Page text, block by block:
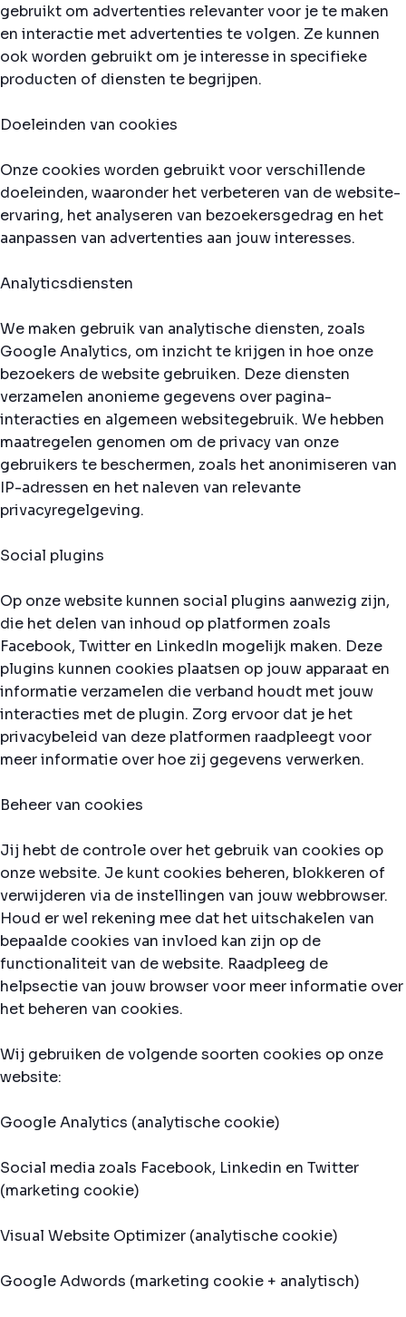
gebruikt om advertenties relevanter voor je te maken
en interactie met advertenties te volgen. Ze kunnen
ook worden gebruikt om je interesse in specifieke
producten of diensten te begrijpen.
Doeleinden van cookies
Onze cookies worden gebruikt voor verschillende
doeleinden, waaronder het verbeteren van de website-
ervaring, het analyseren van bezoekersgedrag en het
aanpassen van advertenties aan jouw interesses.
Analyticsdiensten
We maken gebruik van analytische diensten, zoals
Google Analytics, om inzicht te krijgen in hoe onze
bezoekers de website gebruiken. Deze diensten
verzamelen anonieme gegevens over pagina-
interacties en algemeen websitegebruik. We hebben
maatregelen genomen om de privacy van onze
gebruikers te beschermen, zoals het anonimiseren van
IP-adressen en het naleven van relevante
privacyregelgeving.
Social plugins
Op onze website kunnen social plugins aanwezig zijn,
die het delen van inhoud op platformen zoals
Facebook, Twitter en LinkedIn mogelijk maken. Deze
plugins kunnen cookies plaatsen op jouw apparaat en
informatie verzamelen die verband houdt met jouw
interacties met de plugin. Zorg ervoor dat je het
privacybeleid van deze platformen raadpleegt voor
meer informatie over hoe zij gegevens verwerken.
Beheer van cookies
Jij hebt de controle over het gebruik van cookies op
onze website. Je kunt cookies beheren, blokkeren of
verwijderen via de instellingen van jouw webbrowser.
Houd er wel rekening mee dat het uitschakelen van
bepaalde cookies van invloed kan zijn op de
functionaliteit van de website. Raadpleeg de
helpsectie van jouw browser voor meer informatie over
het beheren van cookies.
Wij gebruiken de volgende soorten cookies op onze
website:
Google Analytics (analytische cookie)
Social media zoals Facebook, Linkedin en Twitter
(marketing cookie)
Visual Website Optimizer (analytische cookie)
Google Adwords (marketing cookie + analytisch)